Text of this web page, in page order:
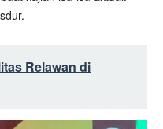
Relawan di